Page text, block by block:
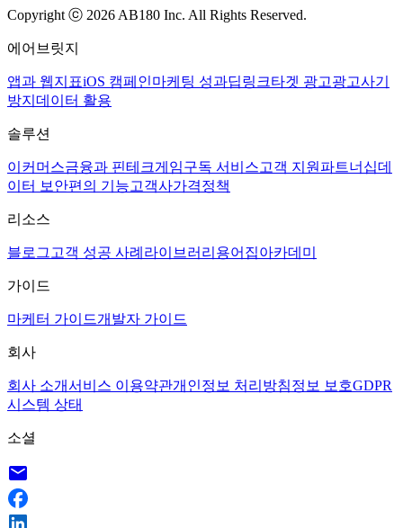
Copyright ⓒ 2026 AB180 Inc. All Rights Reserved.
에어브릿지
앱과 웹지표iOS 캠페인마케팅 성과딥링크타겟 광고광고사기
방지 데이터 활용
솔루션
이커머스금융과 핀테크게임구독 서비스고객 지원 파트너십데
이터 보안편의 기능고객사가격정책
리소스
블로그 고객 성공 사례 라이브러리 용어집아카데미
가이드
마케터 가이드개발자 가이드
회사
회사 소개서비스 이용약관개인정보 처리방침정보 보호GDPR
시스템 상태
소셜
email